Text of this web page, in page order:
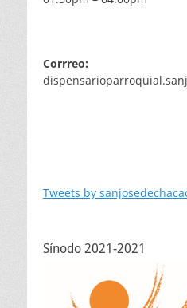
Corrreo:
Tweets by
Sínodo 2021-2021